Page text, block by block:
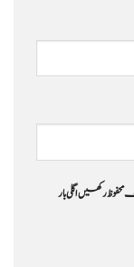
رکھیں اگلی بار